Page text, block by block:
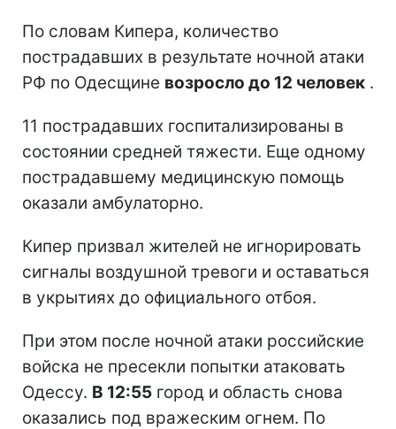
По словам Кипера, количество
пострадавших в результате ночной атаки
РФ по Одесщине возросло до 12 человек .
11 пострадавших госпитализированы в
состоянии средней тяжести. Еще одному
пострадавшему медицинскую помощь
оказали амбулаторно.
Кипер призвал жителей не игнорировать
сигналы воздушной тревоги и оставаться
в укрытиях до официального отбоя.
При этом после ночной атаки российские
войска не пресекли попытки атаковать
Одессу. В 12:55 город и область снова
оказались под вражеским огнем. По